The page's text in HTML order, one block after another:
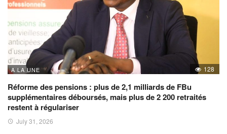
A LA UNE 128
Réforme des pensions : plus de 2,1 milliards de FBu
supplémentaires déboursés, mais plus de 2 200 retraités
restent à régulariser
July 31, 2026